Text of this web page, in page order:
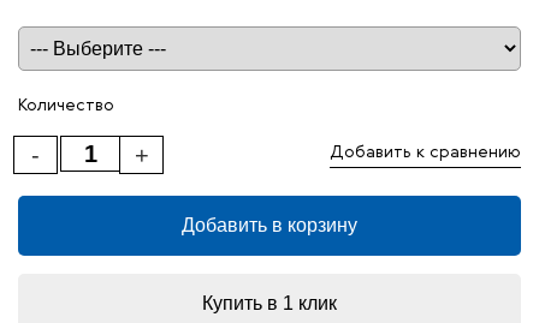
Таблица размеров
Количество
+
- Добавить к сравнению
Добавить в корзину
Купить в 1 клик